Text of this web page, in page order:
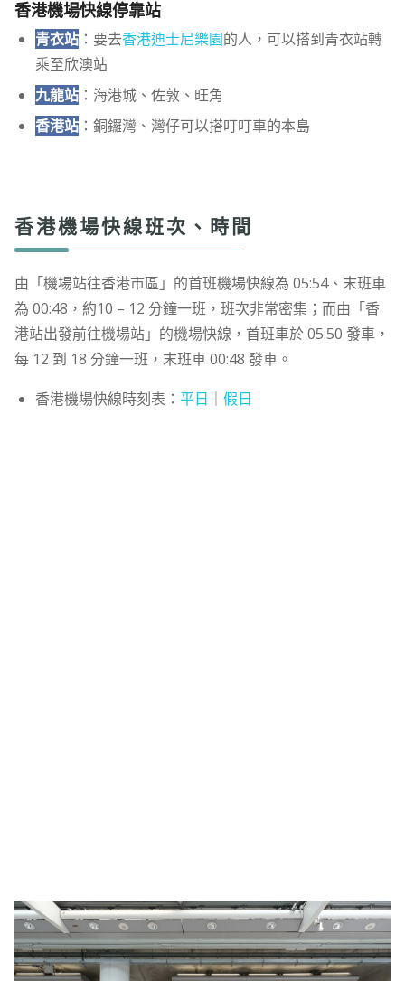
香港機場快線停靠站
青衣站：要去香港迪士尼樂園的人，可以搭到青衣站轉
乘至欣澳站
九龍站：海港城、佐敦、旺角
香港站：銅鑼灣、灣仔可以搭叮叮車的本島
香港機場快線班次、時間
由「機場站往香港市區」的首班機場快線為 05:54、末班車
為 00:48，約10 – 12 分鐘一班，班次非常密集；而由「香
港站出發前往機場站」的機場快線，首班車於 05:50 發車，
每 12 到 18 分鐘一班，末班車 00:48 發車。
香港機場快線時刻表： 平日 假日